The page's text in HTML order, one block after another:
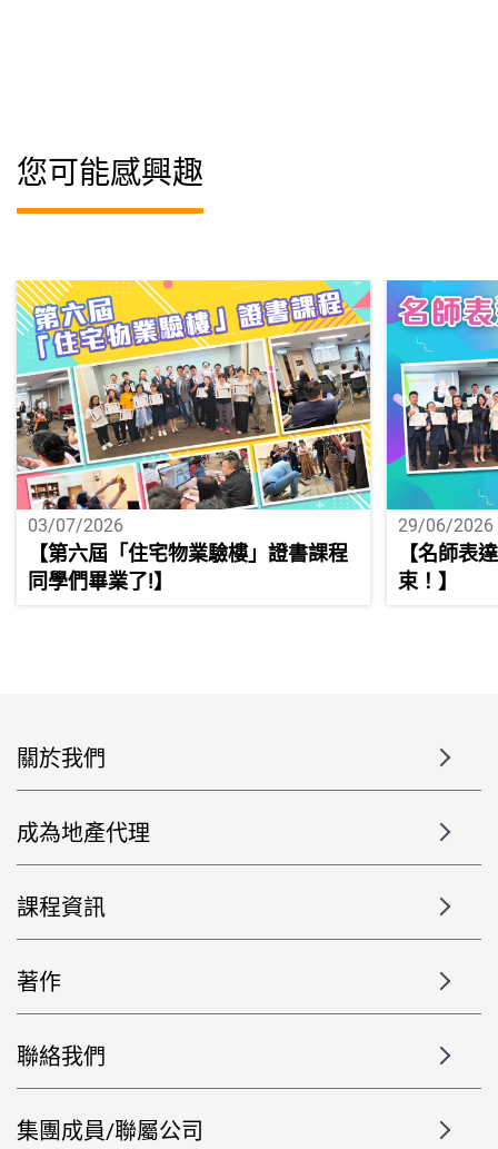
您可能感興趣
03/07/2026
【第六屆「住宅物業驗樓」證書課程
同學們畢業了!】
29/06/2026
【名師表
束！】
關於我們
成為地產代理
課程資訊
著作
聯絡我們
集團成員/聯屬公司